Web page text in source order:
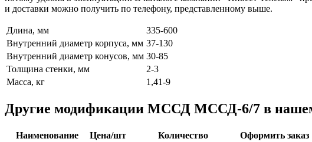
и доставки можно получить по телефону, представленному выше.
Длина, мм
335-600
Внутренний диаметр корпуса, мм 37-130
Внутренний диаметр конусов, мм 30-85
Толщина стенки, мм
2-3
Масса, кг
1,41-9
Другие модификации МССД МССД-6/7 в нашем
Наименование Цена/шт Количество
Оформить заказ